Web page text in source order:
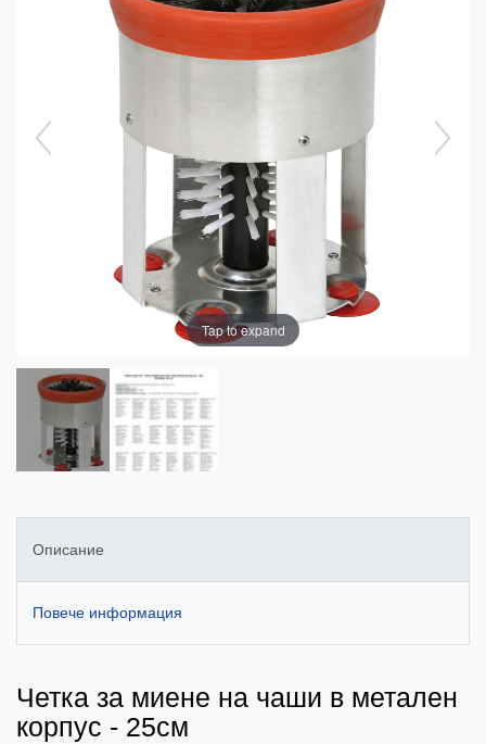
Tap to expand
Описание
Повече информация
Четка за миене на чаши в метален
корпус - 25см